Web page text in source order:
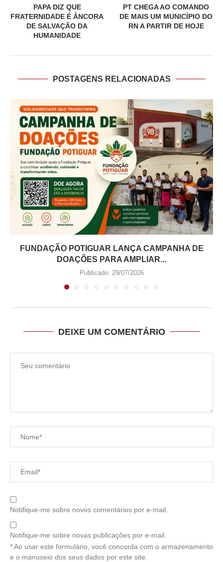
PAPA DIZ QUE
FRATERNIDADE É ÂNCORA
DE SALVAÇÃO DA
HUMANIDADE
PT CHEGA AO COMANDO
DE MAIS UM MUNICÍPIO DO
RN A PARTIR DE HOJE
POSTAGENS RELACIONADAS
FUNDAÇÃO POTIGUAR LANÇA CAMPANHA DE
DOAÇÕES PARA AMPLIAR...
Publicado: 29/07/2026
DEIXE UM COMENTÁRIO
Notifique-me sobre novos comentários por e-mail.
Notifique-me sobre novas publicações por e-mail.
* Ao usar este formulário, você concorda com o armazenamento
e o manuseio dos seus dados por este site.